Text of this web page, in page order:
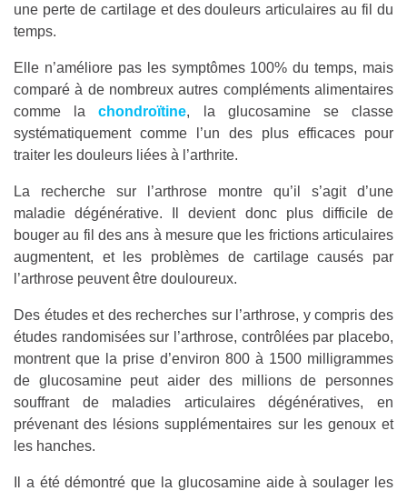
une perte de cartilage et des douleurs articulaires au fil du
temps.
Elle n’améliore pas les symptômes 100% du temps, mais
comparé à de nombreux autres compléments alimentaires
comme lachondroïtine, la glucosamine se classe
systématiquement comme l’un des plus efficaces pour
traiter les douleurs liées à l’arthrite.
La recherche sur l’arthrose montre qu’il s’agit d’une
maladie dégénérative. Il devient donc plus difficile de
bouger au fil des ans à mesure que les frictions articulaires
augmentent, et les problèmes de cartilage causés par
l’arthrose peuvent être douloureux.
Des études et des recherches sur l’arthrose, y compris des
études randomisées sur l’arthrose, contrôlées par placebo,
montrent que la prise d’environ 800 à 1500 milligrammes
de glucosamine peut aider des millions de personnes
souffrant de maladies articulaires dégénératives, en
prévenant des lésions supplémentaires sur les genoux et
les hanches.
Il a été démontré que la glucosamine aide à soulager les